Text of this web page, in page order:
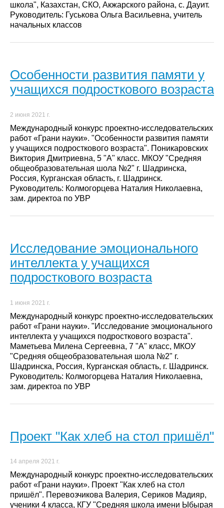
школа", Казахстан, СКО, Акжарского района, с. Дауит.
Руководитель: Гуськова Ольга Васильевна, учитель
начальных классов
Особенности развития памяти у
учащихся подросткового возраста
2 июня 2021 г.
Международный конкурс проектно-исследовательских
работ «Грани науки». "Особенности развития памяти
у учащихся подросткового возраста". Поникаровских
Виктория Дмитриевна, 5 "А" класс. МКОУ "Средняя
общеобразовательная шола №2" г. Шадринска,
Россия, Курганская область, г. Шадринск.
Руководитель: Колмогорцева Наталия Николаевна,
зам. директоа по УВР
Исследование эмоционального
интеллекта у учащихся
подросткового возраста
1 июня 2021 г.
Международный конкурс проектно-исследовательских
работ «Грани науки». "Исследование эмоционального
интеллекта у учащихся подросткового возраста".
Маметьева Милена Сергеевна, 7 "А" класс, МКОУ
"Средняя общеобразовательная шола №2" г.
Шадринска, Россия, Курганская область, г. Шадринск.
Руководитель: Колмогорцева Наталия Николаевна,
зам. директоа по УВР
Проект "Как хлеб на стол пришёл"
14 апреля 2021 г.
Международный конкурс проектно-исследовательских
работ «Грани науки». Проект "Как хлеб на стол
пришёл". Перевозчикова Валерия, Сериков Мадияр,
ученики 4 класса, КГУ "Средняя школа имени Ыбырая